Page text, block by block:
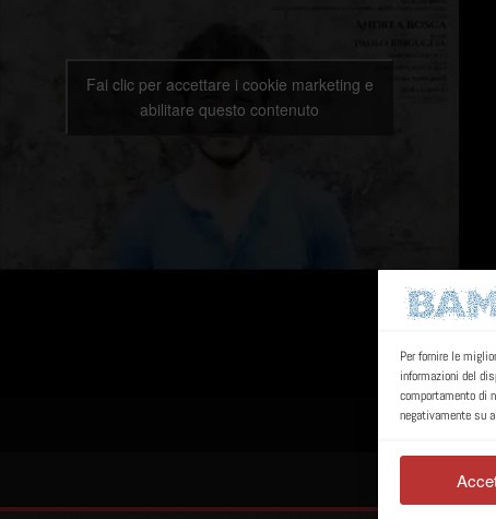
Per fornire le
informazioni del
comportamento di
negativamente su
Fai clic per accettare i cookie marketing e
abilitare questo contenuto